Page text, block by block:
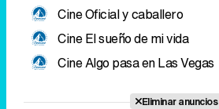
CineOficial y caballero
CineEl sueño de mi vida
CineAlgo pasa en Las Vegas
Eliminar anuncios